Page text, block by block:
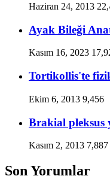
Haziran 24, 2013
Ayak Bileği
Kasım 16, 2023
Tortikollis'te
Ekim 6, 2013 9,456
Brakial pleksus
Kasım 2, 2013 7,887
Son Yorumlar